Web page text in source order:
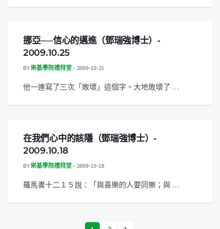
挪亞──信心的邁進（鄧瑞強博士）-
2009.10.25
BY崇基學院禮拜堂 2009-10-25
他一連寫了三次「敗壞」這個字。大地敗壞了 …
在我們心中的該隱（鄧瑞強博士）-
2009.10.18
BY崇基學院禮拜堂 2009-10-18
羅馬書十二１５說：「與喜樂的人要同樂；與 …